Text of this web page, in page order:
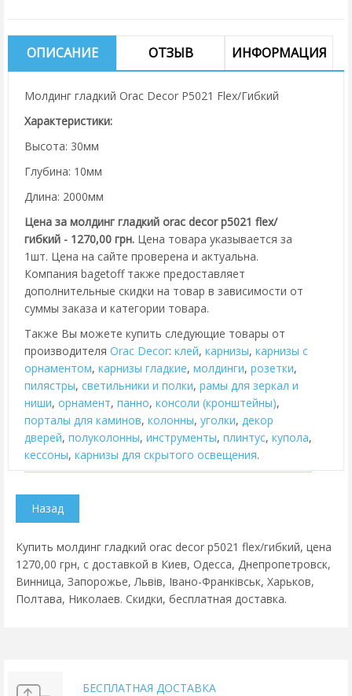
ОПИСАНИЕ ОТЗЫВ ИНФОРМАЦИЯ
Молдинг гладкий Orac Decor P5021 Flex/Гибкий
Характеристики:
Высота: 30мм
Глубина: 10мм
Длина: 2000мм
Цена за молдинг гладкий orac decor p5021 flex/
гибкий - 1270,00 грн. Цена товара указывается за
1шт. Цена на сайте проверена и актуальна.
Компания bagetoff также предоставляет
дополнительные скидки на товар в зависимости от
суммы заказа и категории товара.
Также Вы можете купить следующие товары от
производителя Orac Decor: клей, карнизы, карнизы с
орнаментом, карнизы гладкие, молдинги, розетки,
пилястры, cветильники и полки, рамы для зеркал и
ниши, орнамент, панно, консоли (кронштейны),
порталы для каминов, колонны, уголки, декор
дверей, полуколонны, инструменты, плинтус, купола,
кессоны, карнизы для скрытого освещения.
Купить молдинг гладкий orac decor p5021 flex/гибкий, цена
1270,00 грн, с доставкой в Киев, Одесса, Днепропетровск,
Винница, Запорожье, Львів, Івано-Франківськ, Харьков,
Полтава, Николаев. Скидки, бесплатная доставка.
БЕСПЛАТНАЯ ДОСТАВКА